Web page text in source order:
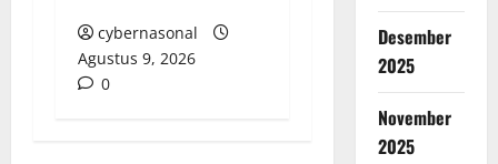
cybernasonal
Agustus 9, 2026
0
Desember
2025
November
2025